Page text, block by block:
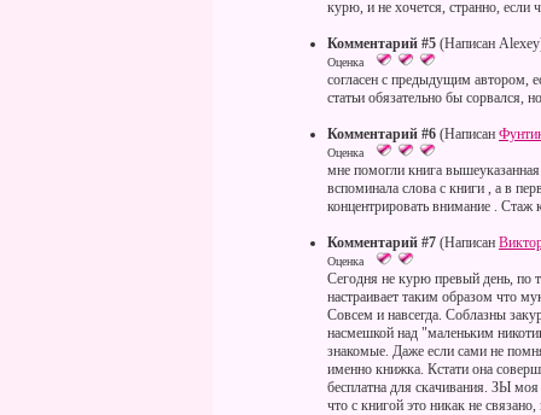
курю, и не хочется, странно, если
Комментарий #5 (Написан
Оценка
согласен с предыдущим автором,
статьи обязательно бы сорвался,
Комментарий #6 (Написан
Оценка
мне помогли книга
вспоминала слова с книги , а в
концентрировать внимание .
Комментарий #7 (Написан
Оценка
Сегодня не курю превый день, по
настраивает таким образом что
Совсем и навсегда. Соблазны
насмешкой над "маленьким
знакомые. Даже если сами не
именно книжка. Кстати она
бесплатна для скачивания. ЗЫ моя
что с книгой это никак не